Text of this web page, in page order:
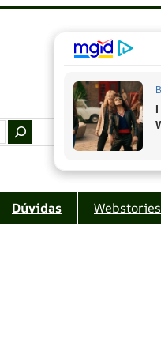
Dúvidas Webstories